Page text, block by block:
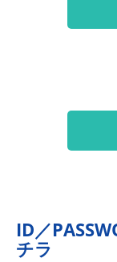
ID／
チラ